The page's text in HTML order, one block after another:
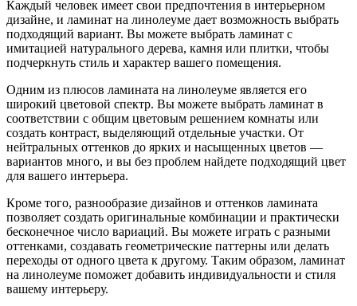
Каждый человек имеет свои предпочтения в интерьерном
дизайне, и ламинат на линолеуме дает возможность выбрать
подходящий вариант. Вы можете выбрать ламинат с
имитацией натурального дерева, камня или плитки, чтобы
подчеркнуть стиль и характер вашего помещения.
Одним из плюсов ламината на линолеуме является его
широкий цветовой спектр. Вы можете выбрать ламинат в
соответствии с общим цветовым решением комнаты или
создать контраст, выделяющий отдельные участки. От
нейтральных оттенков до ярких и насыщенных цветов —
вариантов много, и вы без проблем найдете подходящий цвет
для вашего интерьера.
Кроме того, разнообразие дизайнов и оттенков ламината
позволяет создать оригинальные комбинации и практически
бесконечное число вариаций. Вы можете играть с разными
оттенками, создавать геометрические паттерны или делать
переходы от одного цвета к другому. Таким образом, ламинат
на линолеуме поможет добавить индивидуальности и стиля
вашему интерьеру.